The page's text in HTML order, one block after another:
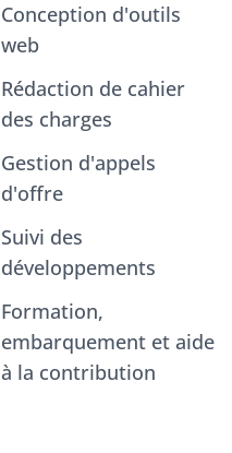
Conception d'outils
web
Rédaction de cahier
des charges
Gestion d'appels
d'offre
Suivi des
développements
Formation,
embarquement et aide
à la contribution